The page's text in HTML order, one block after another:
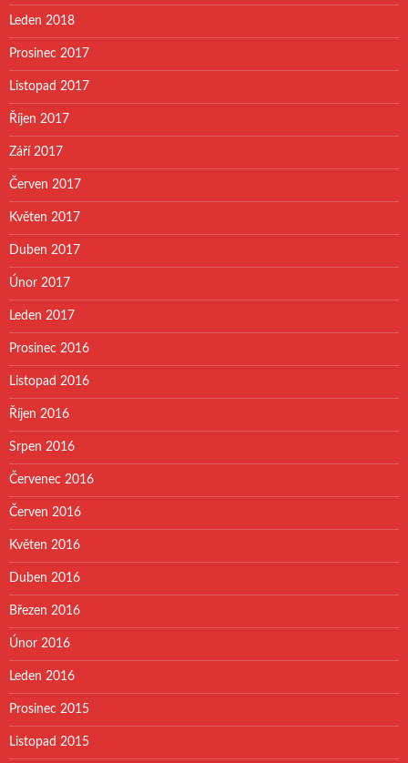
Leden 2018
Prosinec 2017
Listopad 2017
Říjen 2017
Září 2017
Červen 2017
Květen 2017
Duben 2017
Únor 2017
Leden 2017
Prosinec 2016
Listopad 2016
Říjen 2016
Srpen 2016
Červenec 2016
Červen 2016
Květen 2016
Duben 2016
Březen 2016
Únor 2016
Leden 2016
Prosinec 2015
Listopad 2015